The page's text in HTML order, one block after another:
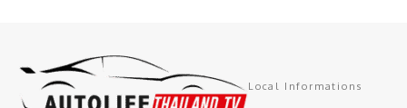
Local Informations